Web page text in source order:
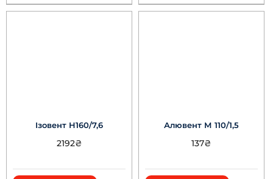
Ізовент Н160/7,6
2192₴
Алювент М 110/1,5
137₴